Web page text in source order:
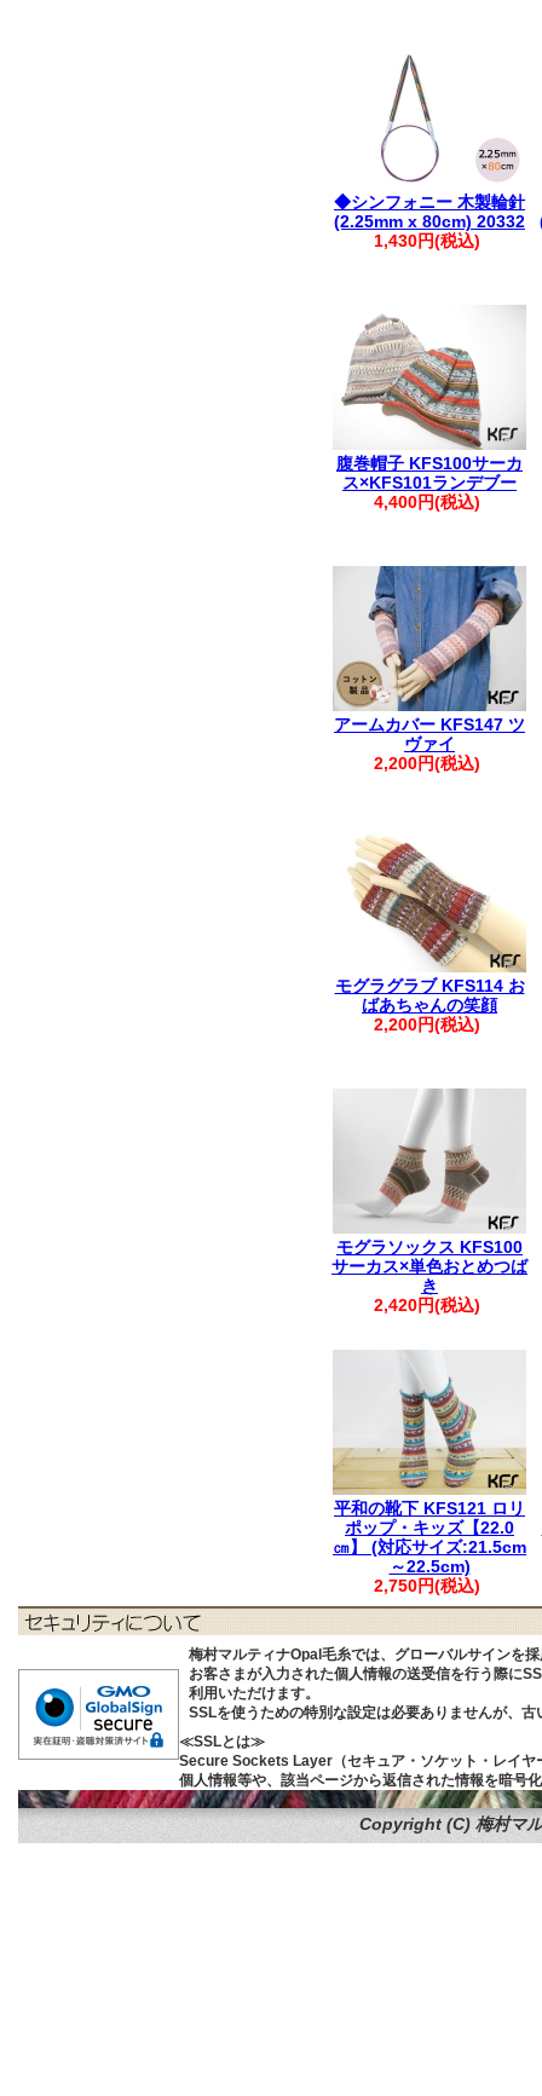
◆シンフォニー 木製輪針
(2.25mm x 80cm) 20332
1,430円(税込)
腹巻帽子 KFS100サーカ
ス×KFS101ランデブー
4,400円(税込)
アームカバー KFS147 ツ
ヴァイ
2,200円(税込)
モグラグラブ KFS114 お
ばあちゃんの笑顔
2,200円(税込)
モグラソックス KFS100
サーカス×単色おとめつば
き
2,420円(税込)
平和の靴下 KFS121 ロリ
ポップ・キッズ【22.0
㎝】 (対応サイズ:21.5cm
～22.5cm)
2,750円(税込)
梅村マルティナOpal毛糸では、グローバルサインを
お客さまが入力された個人情報の送受信を行う際に
利用いただけます。
SSLを使うための特別な設定は必要ありませんが、
≪SSLとは≫
Secure Sockets Layer（セキュア・ソケット・レイヤ
個人情報等や、該当ページから返信された情報を暗号
Copyright (C) 梅村マ